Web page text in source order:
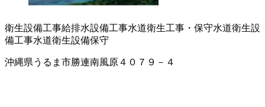
衛生設備工事給排水設備工事水道衛生工事・保守水道衛生設
備工事水道衛生設備保守
沖縄県うるま市勝連南風原４０７９－４